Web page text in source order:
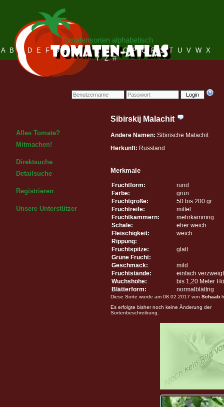
Login
Tomatensorten alphabetisch
A B C D E F G H I J K L M N O P Q R S T U V W X
Y Z #
Alles Tomate?
Mitmachen!
Direktsuche
Detailsuche
Registrieren
Unsere Unterstützer
Sibirskij Malachit
Andere Namen: Sibirische Malachit
Herkunft: Russland
Merkmale
Fruchtform:
rund
Farbe:
grün
Fruchtgröße:
50 bis 200 gr.
Fruchtreife:
mittel
Fruchtkammern:
mehrkämmrig
Schale:
eher weich
Fleischigkeit:
weich
Rippung:
Fruchtspitze:
glatt
Grüne Frucht:
Geschmack:
mild
Fruchtstände:
einfach verzweigt
Wuchshöhe:
bis 1,20 Meter
Blätterform:
normalblättrig
Diese Sorte wurde am 08.02.2017 von Schaab
Es erfolgte bisher noch keine Änderung der
Sortenbeschreibung.